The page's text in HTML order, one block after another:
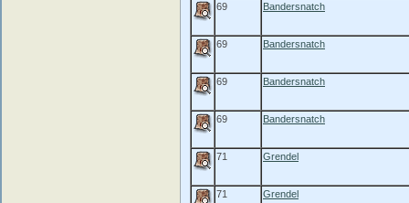
69 Bandersnatch
69 Bandersnatch
69 Bandersnatch
69 Bandersnatch
71 Grendel
71 Grendel